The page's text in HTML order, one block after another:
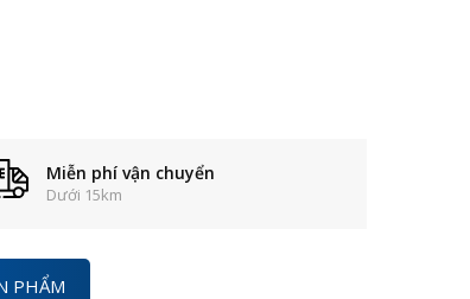
Miễn phí vận chuyển
Dưới 15km
PHẨM